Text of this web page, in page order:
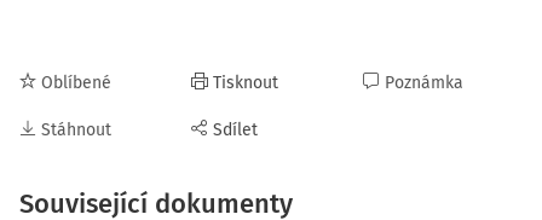
Oblíbené
Stáhnout
Tisknout
Sdílet
Poznámka
Související dokumenty